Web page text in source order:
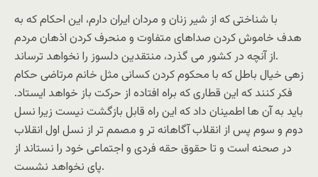
با شناختی که از شیر زنان و مردان ایران دارم، این احکام که به
هدف خاموش کردن صداهای متفاوت و منحرف کردن اذهان مردم
از آنچه در کشور می گذرد، منتقدین دلسوز را نخواهد ترساند.
زهی خیال باطل که با محکوم کردن کسانی مثل خانم مرتاضی حکام
فکر کنند که این قطاری که براه افتاده از حرکت باز خواهد ایستاد.
باید به آن ها اطمینان داد که این راه قابل بازگشت نیست زیرا نسل
دوم و سوم پس از انقلاب آگاهانه تر و مصمم تر از نسل اول انقلاب
در صحنه است و تا حقوق حقه فردی و اجتماعی خود را نستاند از
پای نخواهد نشست.